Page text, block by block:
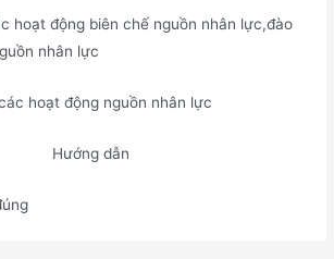
hoạt động biên chế nguồn nhân lực,đào
nhân lực
hoạt động nguồn nhân lực
Hướng dẫn